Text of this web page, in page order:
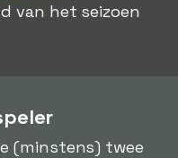
van het seizoen
(minstens) twee